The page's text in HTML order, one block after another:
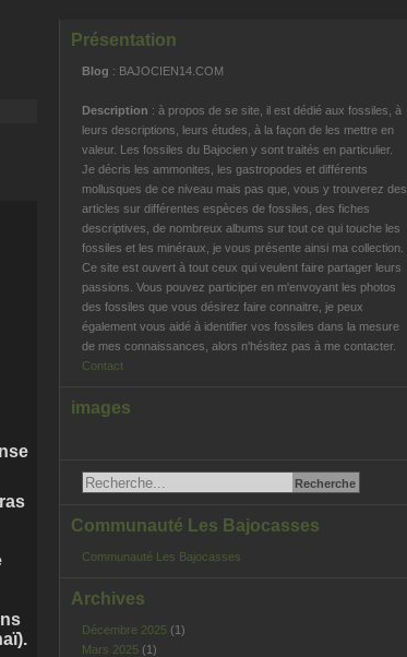
Présentation
Blog : BAJOCIEN14.COM
Description : à propos de se site, il est dédié aux fossiles, à
leurs descriptions, leurs études, à la façon de les mettre en
valeur. Les fossiles du Bajocien y sont traités en particulier.
Je décris les ammonites, les gastropodes et différents
mollusques de ce niveau mais pas que, vous y trouverez des
articles sur différentes espèces de fossiles, des fiches
descriptives, de nombreux albums sur tout ce qui touche les
fossiles et les minéraux, je vous présente ainsi ma collection.
Ce site est ouvert à tout ceux qui veulent faire partager leurs
passions. Vous pouvez participer en m'envoyant les photos
des fossiles que vous désirez faire connaitre, je peux
également vous aidé à identifier vos fossiles dans la mesure
de mes connaissances, alors n'hésitez pas à me contacter.
Contact
images
Communauté Les Bajocasses
Communauté Les Bajocasses
Archives
Décembre 2025 (1)
Mars 2025 (1)